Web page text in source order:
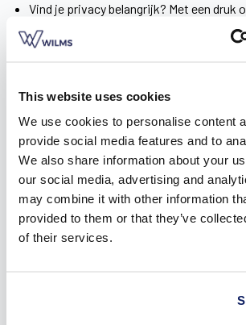
This website uses cookies
We use cookies to personalise content
provide social media features and to
We also share information about your
our social media, advertising and
may combine it with other information
provided to them or that they’ve
of their services.
Vind je privacy belangrijk? Met een druk
de screens naar beneden en sluit je je
buitenwereld.
schakelaar of (voor het ultieme
draadloze bediening via een zender of
De screens zijn insectenwerend. Zo heb
als ’s nachts geen last van storende
Maak kennis met onze zonweringen.
inspiratiebrochure .